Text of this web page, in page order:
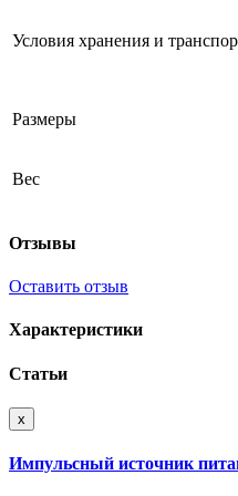
Условия хранения и
Размеры
Вес
Отзывы
Оставить отзыв
Характеристики
Статьи
x
Импульсный источник